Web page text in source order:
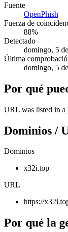
Fuente
OpenPhish
Fuerza de
88%
Detectado
domingo, 5
Última
domingo, 5
Por qué
URL was listed in a
Dominios /
Dominios
x32i.top
URL
https://
Por qué la